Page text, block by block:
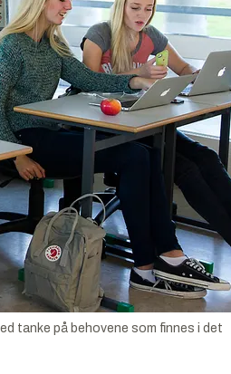
tanke på behovene som finnes i det